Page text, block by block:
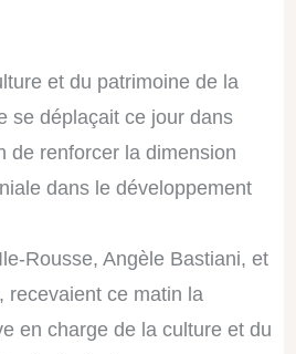
et du patrimoine de la
se déplaçait ce jour dans
de renforcer la dimension
dans le développement
Rousse, Angèle Bastiani, et
recevaient ce matin la
en charge de la culture et du